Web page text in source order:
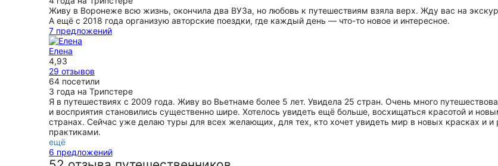
Живу в Воронеже всю жизнь, окончила два ВУЗа, но любовь к путешествиям взяла верх. Жду вас на
А ещё с 2018 года организую авторские поездки, где каждый день — что-то новое и интересное.
7 предложений
Елена
4,93
29 отзывов
64 посетили
3 года на Трипстере
Я в путешествиях с 2009 года. Живу во Вьетнаме более 5 лет. Увидела 25 стран. Очень много
и восприятия становились существенно шире. Хотелось увидеть ещё больше, восхищаться красотой и
странах. Сейчас уже делаю туры для всех желающих, для тех, кто хочет увидеть мир в новых красках и
практиками.
ещё
6 предложений